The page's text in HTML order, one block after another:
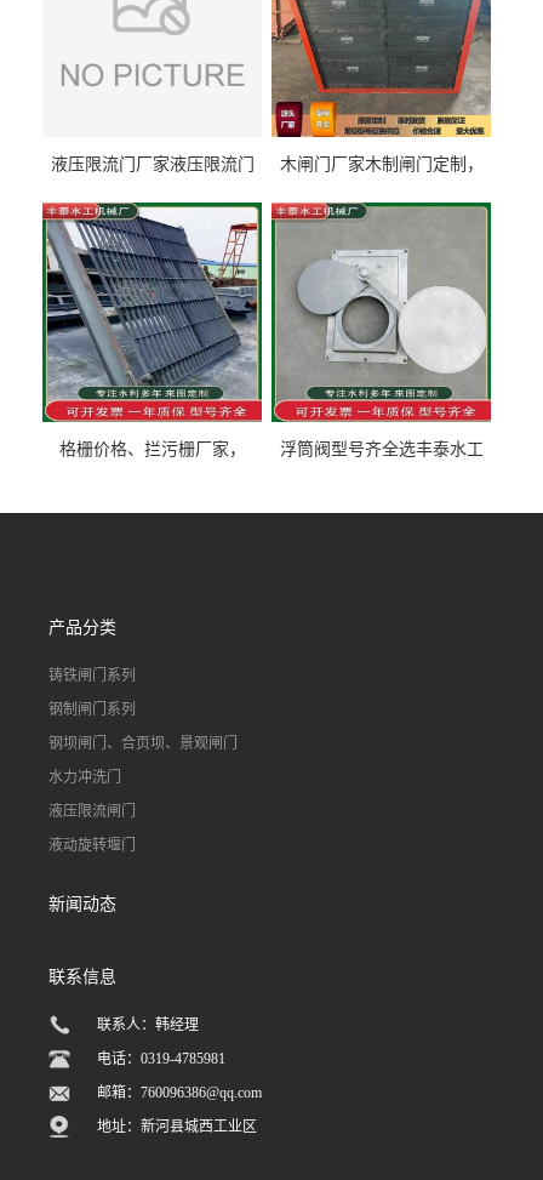
液压限流门厂家液压限流门
泰制造
木闸门厂家木制闸门定制，
型号齐全
格栅价格、拦污栅厂家，
浮筒阀型号齐全选丰泰水工
道水库电站污水处理钢制闸
产品分类
铸铁闸门系列
钢制闸门系列
钢坝闸门、合页坝、景观闸门
水力冲洗门
液压限流闸门
液动旋转堰门
新闻动态
联系信息
联系人：韩经理
电话：0319-4785981
邮箱：760096386@qq.com
地址：新河县城西工业区